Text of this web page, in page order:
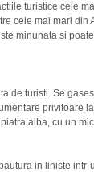
turistice cele
cele mai mari din
minunata si
de turisti. Se
privitoare
alba, cu un
in liniste